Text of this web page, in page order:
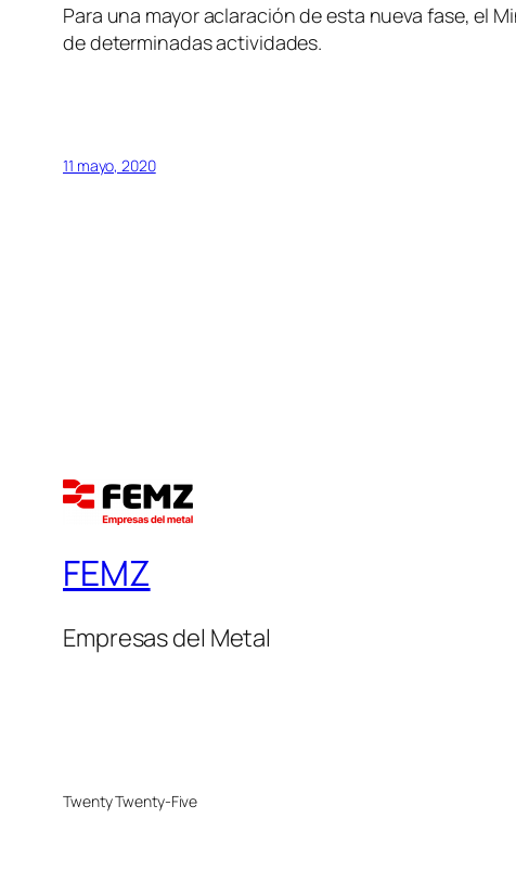
Para una mayor aclaración de esta nueva fase, el
de determinadas actividades.
11 mayo, 2020
FEMZ
Empresas del Metal
Twenty Twenty-Five